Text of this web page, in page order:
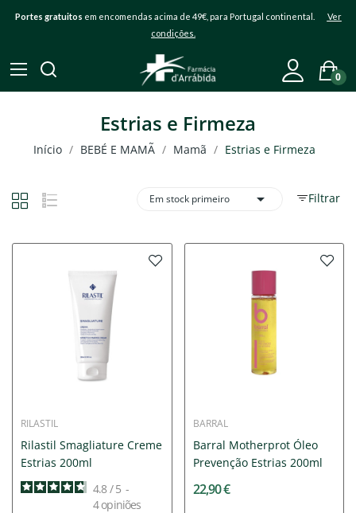
Portes gratuitos em encomendas acima de 49€, para Portugal continental. Ver
condições.
0
Estrias e Firmeza
Início BEBÉ E MAMÃ Mamã Estrias e Firmeza
Filtrar
Em stock primeiro 
RILASTIL
Rilastil Smagliature Creme
Estrias 200ml
4.8/ 5 -
4opiniões
BARRAL
Barral Motherprot Óleo
Prevenção Estrias 200ml
22,90 €